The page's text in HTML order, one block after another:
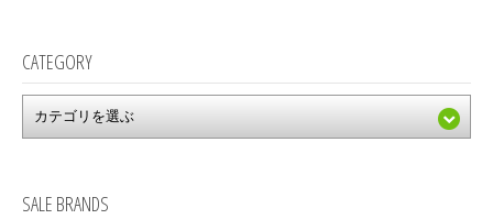
CATEGORY
SALE BRANDS